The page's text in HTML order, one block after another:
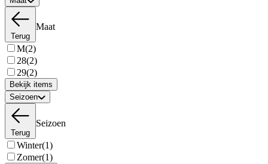
Terug
Maat
M(2)
28(2)
29(2)
Bekijk items
Seizoen
Terug
Seizoen
Winter(1)
Zomer(1)